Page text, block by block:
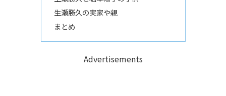
生瀬勝久の実家や親
まとめ
Advertisements